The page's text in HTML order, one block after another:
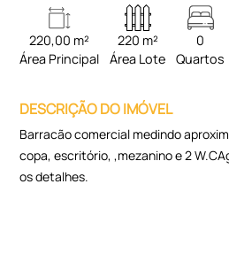
220,00 m²
Área Principal
220 m²
Área Lote
0
Quartos
DESCRIÇÃO DO IMÓVEL
Barracão comercial medindo
copa, escritório, ,mezanino e 2
os detalhes.